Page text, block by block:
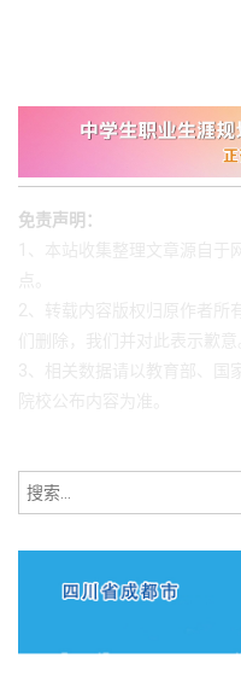
免责声明：